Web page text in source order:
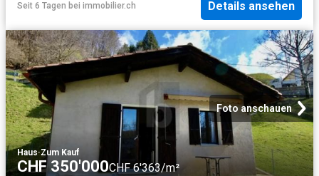
Seit 6 Tagen bei immobilier.ch Details ansehen
Foto anschauen
Haus·Zum Kauf
CHF 350'000CHF 6'363/m²